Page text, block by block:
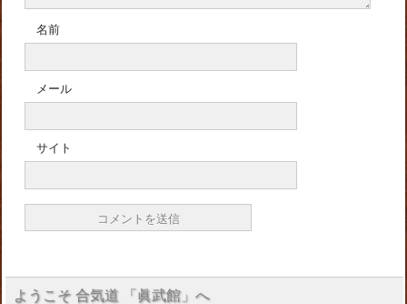
名前
メール
サイト
ようこそ 合気道 「眞武館」へ